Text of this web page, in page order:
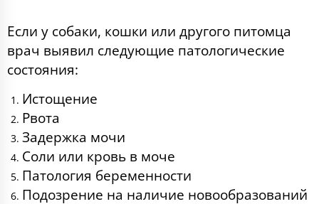
Если у собаки, кошки или другого питомца
врач выявил следующие патологические
состояния:
Истощение
Рвота
Задержка мочи
Соли или кровь в моче
Патология беременности
Подозрение на наличие новообразований